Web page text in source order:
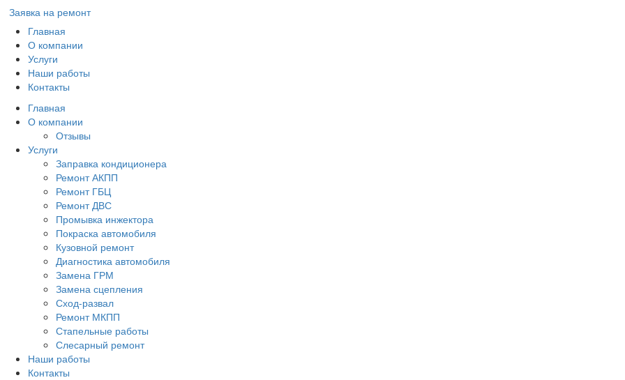
Заявка на ремонт
Главная
О компании
Услуги
Наши работы
Контакты
Главная
О компании
Отзывы
Услуги
Заправка кондиционера
Ремонт АКПП
Ремонт ГБЦ
Ремонт ДВС
Промывка инжектора
Покраска автомобиля
Кузовной ремонт
Диагностика автомобиля
Замена ГРМ
Замена сцепления
Сход-развал
Ремонт МКПП
Стапельные работы
Слесарный ремонт
Наши работы
Контакты